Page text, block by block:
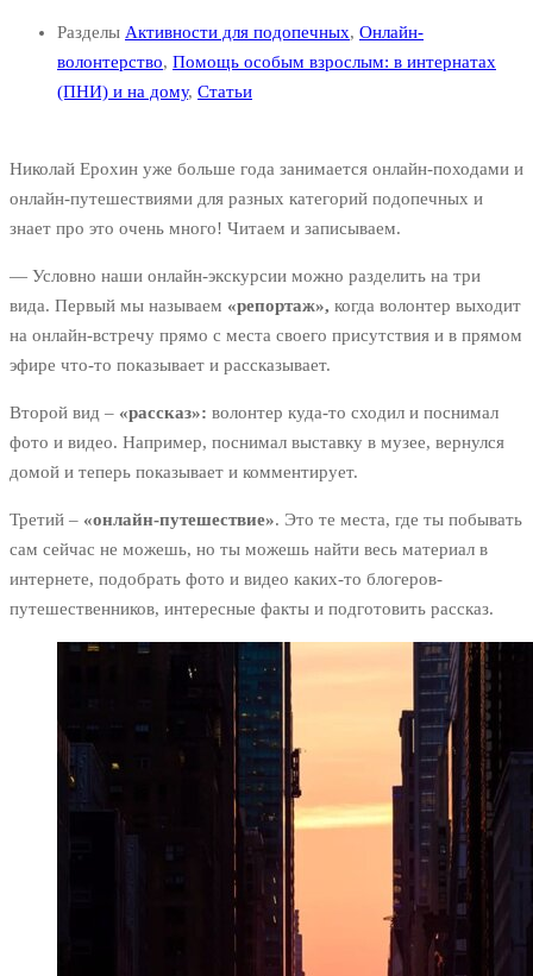
Разделы Активности для подопечных, Онлайн-
волонтерство, Помощь особым взрослым: в интернатах
(ПНИ) и на дому, Статьи
Николай Ерохин уже больше года занимается онлайн-походами и
онлайн-путешествиями для разных категорий подопечных и
знает про это очень много! Читаем и записываем.
— Условно наши онлайн-экскурсии можно разделить на три
вида. Первый мы называем «репортаж», когда волонтер выходит
на онлайн-встречу прямо с места своего присутствия и в прямом
эфире что-то показывает и рассказывает.
Второй вид – «рассказ»: волонтер куда-то сходил и поснимал
фото и видео. Например, поснимал выставку в музее, вернулся
домой и теперь показывает и комментирует.
Третий – «онлайн-путешествие». Это те места, где ты побывать
сам сейчас не можешь, но ты можешь найти весь материал в
интернете, подобрать фото и видео каких-то блогеров-
путешественников, интересные факты и подготовить рассказ.